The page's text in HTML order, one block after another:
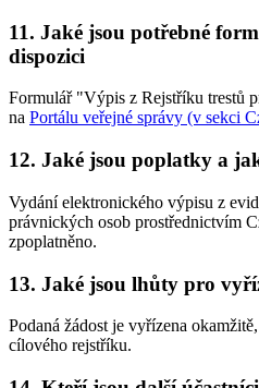
11. Jaké jsou potřebné
dispozici
Formulář "Výpis z Rejstříku trestů
na Portálu veřejné správy (v sekci
12. Jaké jsou poplatky a
Vydání elektronického výpisu z
právnických osob prostřednictvím
zpoplatněno.
13. Jaké jsou lhůty pro
Podaná žádost je vyřízena
cílového rejstříku.